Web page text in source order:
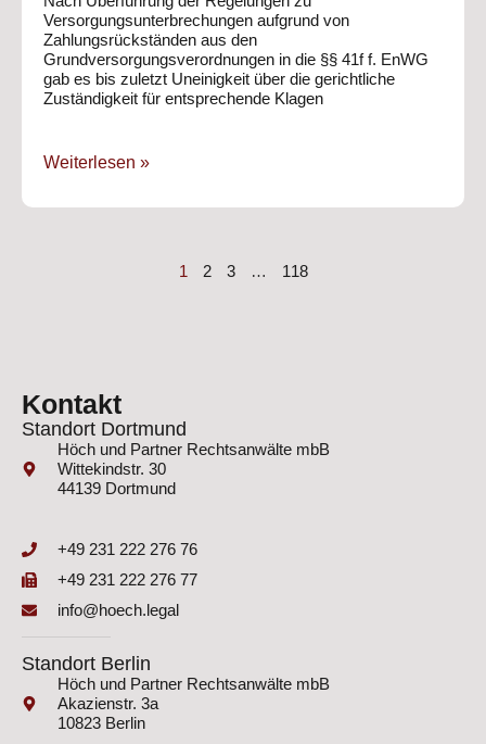
Versorgungsunterbrechungen aufgrund von
Zahlungsrückständen aus den
Grundversorgungsverordnungen in die §§ 41f f. EnWG
gab es bis zuletzt Uneinigkeit über die gerichtliche
Zuständigkeit für entsprechende Klagen
Weiterlesen »
1 2 3 … 118
Kontakt
Standort Dortmund
Höch und Partner Rechtsanwälte mbB
Wittekindstr. 30
44139 Dortmund
+49 231 222 276 76
+49 231 222 276 77
info@hoech.legal
Standort Berlin
Höch und Partner Rechtsanwälte mbB
Akazienstr. 3a
10823 Berlin